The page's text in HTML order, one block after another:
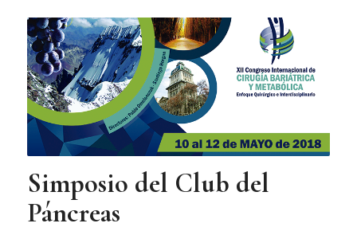
Simposio del Club del
Páncreas